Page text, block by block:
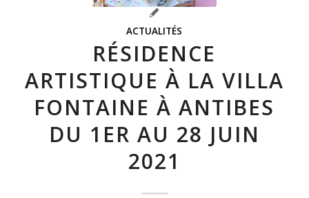
ACTUALITÉS
RÉSIDENCE
ARTISTIQUE À LA VILLA
FONTAINE À ANTIBES
DU 1ER AU 28 JUIN
2021